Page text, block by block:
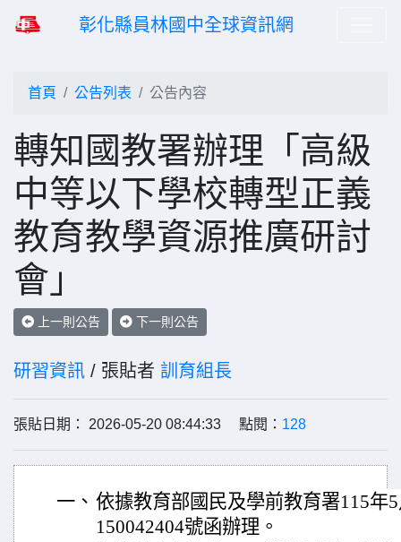
彰化縣員林國中全球資訊網
首頁 公告列表 公告內容
轉知國教署辦理「高級
中等以下學校轉型正義
教育教學資源推廣研討
會」
上一則公告 下一則公告
研習資訊 / 張貼者 訓育組長
張貼日期： 2026-05-20 08:44:33 點閱： 128
一、 依據教育部國民及學前教育署115年
150042404號函辦理。